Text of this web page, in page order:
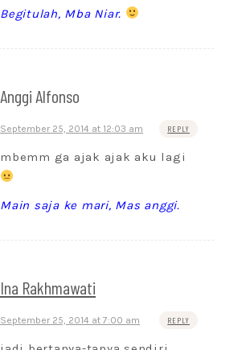
Begitulah, Mba Niar.
Anggi Alfonso
September 25, 2014 at 12:03 am REPLY
mbemm ga ajak ajak aku lagi
Main saja ke mari, Mas anggi.
Ina Rakhmawati
September 25, 2014 at 7:00 am REPLY